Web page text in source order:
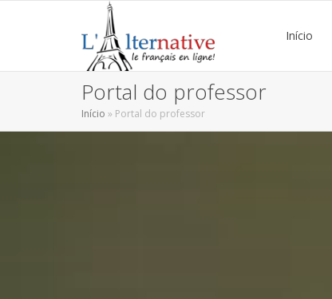
Início
Portal do professor
Início » Portal do professor